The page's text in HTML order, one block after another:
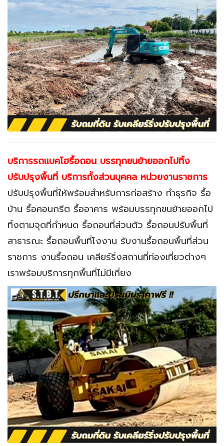
บริการรถแบคโฮรื้อถอน บรรทุกขนย้ายออกไปทิ้ง
ปรับปรุงพื้นที่ บริการทั้งส่วนบุคคล หน่วยงานราชการ
ปรับปรุงพื้นที่ให้พร้อมสำหรับการก่อสร้าง ทำธุรกิจ รื้อ
บ้าน รื้อคอนกรีต รื้ออาคาร พร้อมบรรทุกขนย้ายออกไป
ทิ้งตามจุดที่กำหนด รื้อถอนที่ส่วนตัว รื้อถอนปรับพื้นที่
สาธารณะ รื้อถอนพื้นที่โงงาน รับงานรื้อถอนพื้นที่ส่วน
ราชการ งานรื้อถอน เคลียร์ริ่งสถานที่ท่องเที่ยวต่างๆ
เราพร้อมบริการทุกพื้นที่ไม่มีเกี่ยง